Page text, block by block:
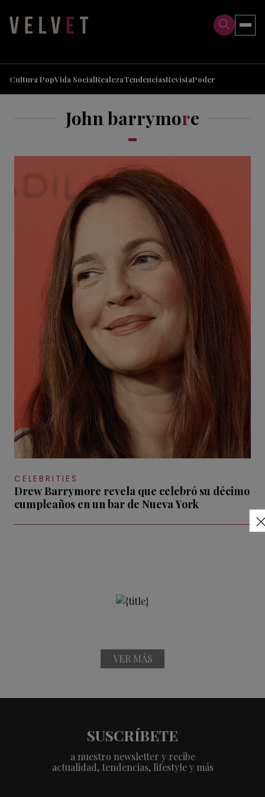
Cultura PopVida SocialRealezaTendenciasRevistaPoder
John barrymore
CELEBRITIES
Drew Barrymore revela que celebró su décimo
cumpleaños en un bar de Nueva York
VER MÁS
SUSCRÍBETE
a nuestro newsletter y recibe
actualidad, tendencias, lifestyle y más